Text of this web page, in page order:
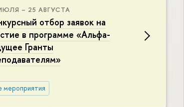
– 25 АВГУСТА
отбор заявок на
в программе «Альфа-
Гранты
мероприятия